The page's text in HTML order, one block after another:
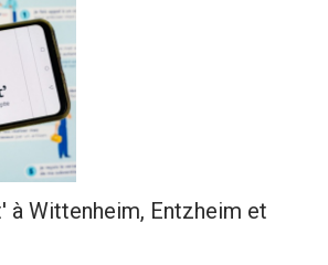
à Wittenheim, Entzheim et